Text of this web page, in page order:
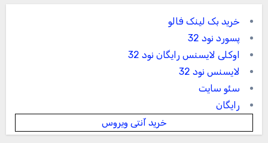
خرید بک لینک فالو
پسورد نود 32
اوکلی لایسنس رایگان نود 32
لایسنس نود 32
سئو سایت
رایگان
خرید آنتی ویروس